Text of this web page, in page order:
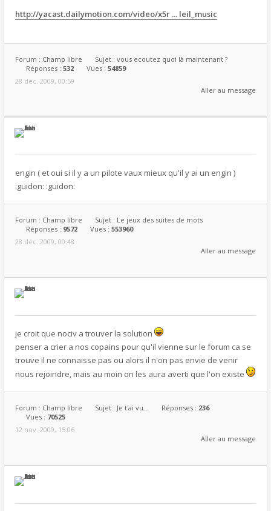
http://yacast.dailymotion.com/video/x5r ... leil_music
Forum : Champ libre Sujet : vous ecoutez quoi là maintenant ?
Réponses : 532 Vues : 54859
28 déc. 2009, 00:59
Aller au message
engin ( et oui si il y a un pilote vaux mieux qu'il y ai un engin )
:guidon: :guidon:
Forum : Champ libre Sujet : Le jeux des suites de mots
Réponses : 9572 Vues : 553960
28 déc. 2009, 00:48
Aller au message
je croit que nociv a trouver la solution
penser a crier a nos copains pour qu'il vienne sur le forum ca se
trouve il ne connaisse pas ou alors il n'on pas envie de venir
nous rejoindre, mais au moin on les aura averti que l'on existe
Forum : Champ libre Sujet : Je t'ai vu... Réponses : 236
Vues : 70525
12 nov. 2009, 15:06
Aller au message